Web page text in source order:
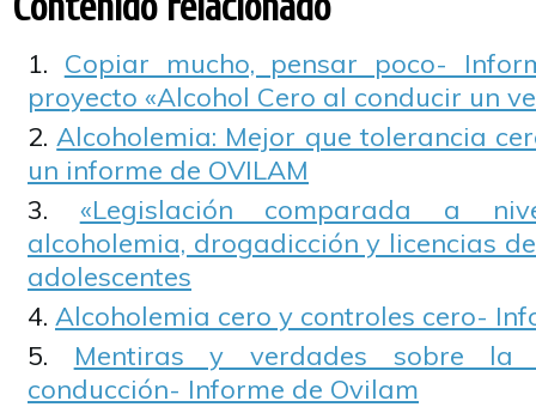
Copiar mucho, pensar poco-
proyecto «Alcohol Cero al conducir un
Alcoholemia: Mejor que tolerancia
un informe de OVILAM
«Legislación comparada a
alcoholemia, drogadicción y licencias
adolescentes
Alcoholemia cero y controles cero-
Mentiras y verdades sobre la
conducción- Informe de Ovilam